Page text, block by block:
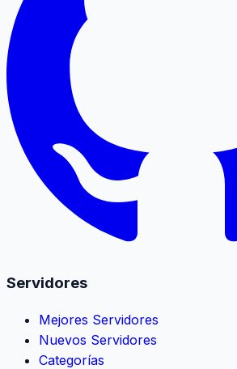
Servidores
Mejores Servidores
Nuevos Servidores
Categorías